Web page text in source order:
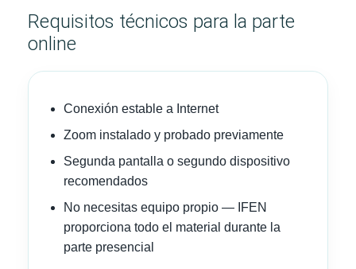
Requisitos técnicos para la parte
online
Conexión estable a Internet
Zoom instalado y probado previamente
Segunda pantalla o segundo dispositivo
recomendados
No necesitas equipo propio — IFEN
proporciona todo el material durante la
parte presencial